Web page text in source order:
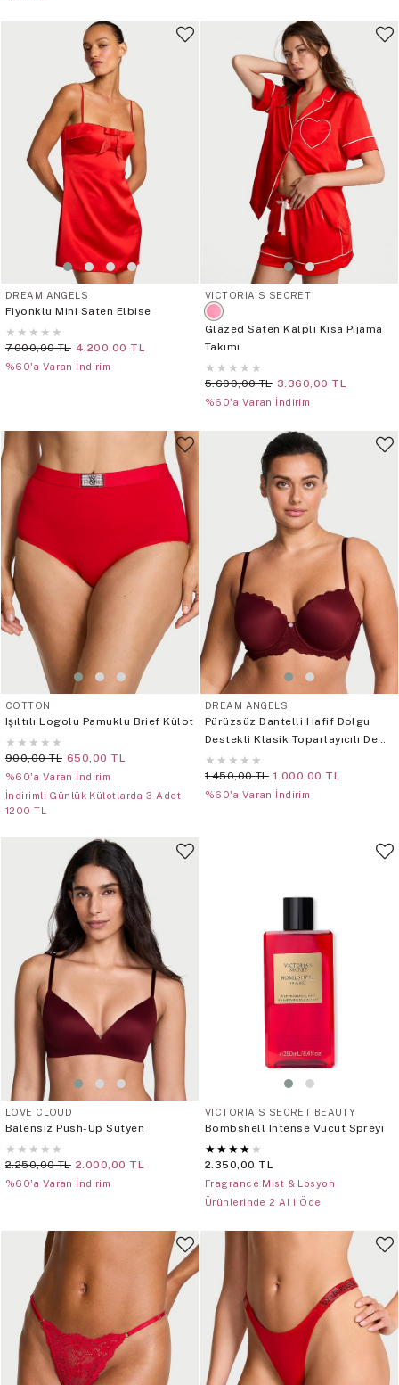
DREAM ANGELS
Fiyonklu Mini Saten Elbise
★ ★ ★ ★ ★
7.000,00 TL 4.200,00 TL
%60'a Varan İndirim
VICTORIA'S SECRET
Glazed Saten Kalpli Kısa Pijama
Takımı
★ ★ ★ ★ ★
5.600,00 TL 3.360,00 TL
%60'a Varan İndirim
COTTON
Işıltılı Logolu Pamuklu Brief Külot
★ ★ ★ ★ ★
900,00 TL 650,00 TL
%60'a Varan İndirim
İndirimli Günlük Külotlarda 3 Adet
1200 TL
DREAM ANGELS
Pürüzsüz Dantelli Hafif Dolgu
Destekli Klasik Toparlayıcılı Demi
Sütyen
★ ★ ★ ★ ★
1.450,00 TL 1.000,00 TL
%60'a Varan İndirim
LOVE CLOUD
Balensiz Push-Up Sütyen
★ ★ ★ ★ ★
2.250,00 TL 2.000,00 TL
%60'a Varan İndirim
VICTORIA'S SECRET BEAUTY
Bombshell Intense Vücut Spreyi
★ ★ ★ ★ ★
2.350,00 TL
Fragrance Mist & Losyon
Ürünlerinde 2 Al 1 Öde